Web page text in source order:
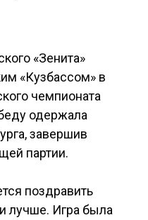
«Зенита»
«Кузбассом» в
чемпионата
одержала
завершив
партии.
поздравить
лучше. Игра была